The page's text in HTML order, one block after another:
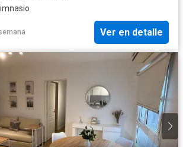
Ver en detalle